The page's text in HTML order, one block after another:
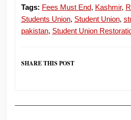
Tags: Fees Must End, Kashmir,
Students Union, Student Union,
pakistan, Student Union
SHARE THIS POST